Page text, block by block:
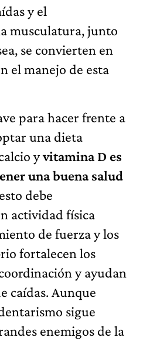
y el
musculatura, junto
se convierten en
el manejo de esta
para hacer frente a
una dieta
yvitamina D es
una buena salud
debe
actividad física
de fuerza y los
fortalecen los
y ayudan
caídas. Aunque
sigue
enemigos de la